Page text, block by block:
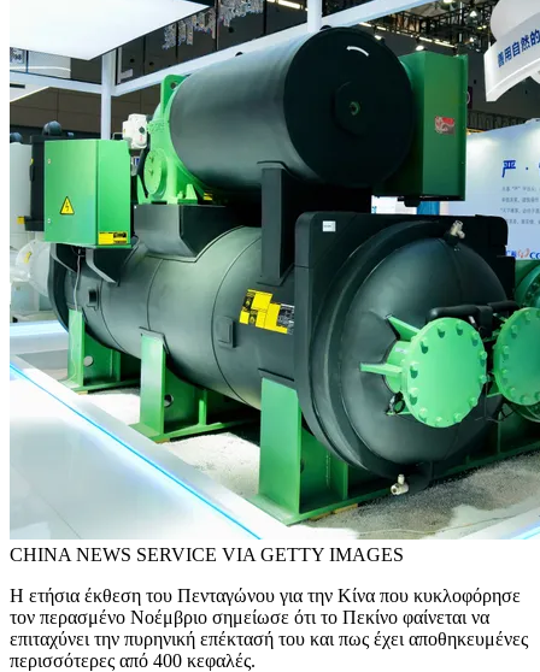
CHINA NEWS SERVICE VIA GETTY IMAGES
Η ετήσια έκθεση του Πενταγώνου για την Κίνα που κυκλοφόρησε
τον περασμένο Νοέμβριο σημείωσε ότι το Πεκίνο φαίνεται να
επιταχύνει την πυρηνική επέκτασή του και πως έχει αποθηκευμένες
περισσότερες από 400 κεφαλές.